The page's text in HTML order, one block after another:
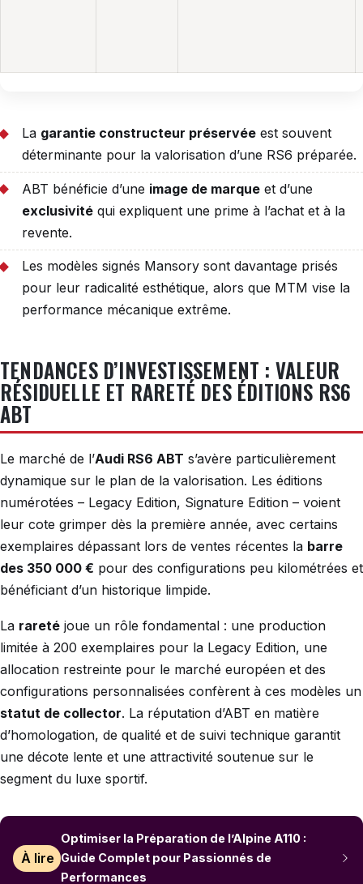
La garantie constructeur préservée est souvent
déterminante pour la valorisation d’une RS6 préparée.
ABT bénéficie d’une image de marque et d’une
exclusivité qui expliquent une prime à l’achat et à la
revente.
Les modèles signés Mansory sont davantage prisés
pour leur radicalité esthétique, alors que MTM vise la
performance mécanique extrême.
TENDANCES D’INVESTISSEMENT : VALEUR
RÉSIDUELLE ET RARETÉ DES ÉDITIONS RS6
ABT
Le marché de l’Audi RS6 ABT s’avère particulièrement
dynamique sur le plan de la valorisation. Les éditions
numérotées – Legacy Edition, Signature Edition – voient
leur cote grimper dès la première année, avec certains
exemplaires dépassant lors de ventes récentes la barre
des 350 000 € pour des configurations peu kilométrées et
bénéficiant d’un historique limpide.
La rareté joue un rôle fondamental : une production
limitée à 200 exemplaires pour la Legacy Edition, une
allocation restreinte pour le marché européen et des
configurations personnalisées confèrent à ces modèles un
statut de collector. La réputation d’ABT en matière
d’homologation, de qualité et de suivi technique garantit
une décote lente et une attractivité soutenue sur le
segment du luxe sportif.
À lire
Optimiser la Préparation de l’Alpine A110 :
Guide Complet pour Passionnés de
Performances